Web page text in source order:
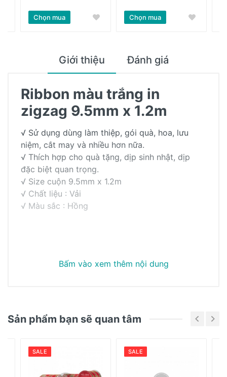
Chọn mua Chọn mua
Giới thiệu Đánh giá
Ribbon màu trắng in
zigzag 9.5mm x 1.2m
√ Sử dụng dùng làm thiệp, gói quà, hoa, lưu
niệm, cắt may và nhiều hơn nữa.
√ Thích hợp cho quà tặng, dịp sinh nhật, dịp
đặc biệt quan trọng.
√ Size cuộn 9.5mm x 1.2m
√ Chất liệu : Vải
√ Màu sắc : Hồng
Bấm vào xem thêm nội dung
Chưa có bài đánh giá nào
Sản phẩm bạn sẽ quan tâm
SALE SALE